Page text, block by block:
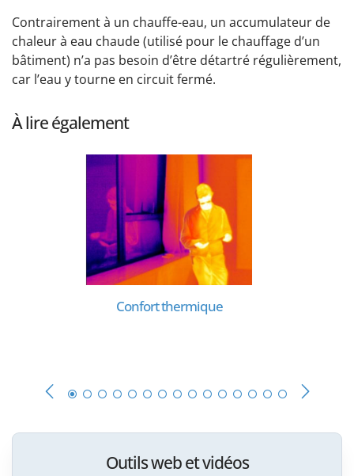
Contrairement à un chauffe-eau, un accumulateur de
chaleur à eau chaude (utilisé pour le chauffage d’un
bâtiment) n’a pas besoin d’être détartré régulièrement,
car l’eau y tourne en circuit fermé.
À lire également
Confort thermique
Outils web et vidéos